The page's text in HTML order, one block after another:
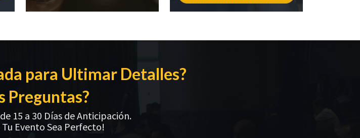
para Ultimar Detalles?
Preguntas?
15 a 30 Días de Anticipación.
Tu Evento Sea Perfecto!